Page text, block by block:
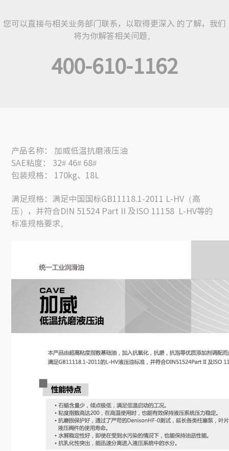
您可以直接与相关业务部门联系，以取得更深入 的了解，我们
将为你解答相关问题。
400-610-1162
产品名称： 加威低温抗磨液压油
SAE粘度： 32# 46# 68#
包装规格： 170kg、18L
满足规格：满足中国国标GB11118.1-2011 L-HV（高
压），并符合DIN 51524 Part II 及ISO 11158 L-HV等的
标准规格要求。